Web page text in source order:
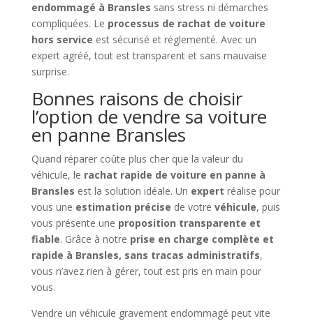
endommagé à Bransles sans stress ni démarches
compliquées. Le processus de rachat de voiture
hors service est sécurisé et réglementé. Avec un
expert agréé, tout est transparent et sans mauvaise
surprise.
Bonnes raisons de choisir
l’option de vendre sa voiture
en panne Bransles
Quand réparer coûte plus cher que la valeur du
véhicule, le rachat rapide de voiture en panne à
Bransles est la solution idéale. Un expert réalise pour
vous une estimation précise de votre véhicule, puis
vous présente une proposition transparente et
fiable. Grâce à notre prise en charge complète et
rapide à Bransles, sans tracas administratifs,
vous n’avez rien à gérer, tout est pris en main pour
vous.
Vendre un véhicule gravement endommagé peut vite